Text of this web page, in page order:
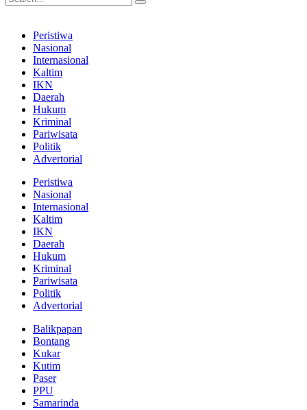
Peristiwa
Nasional
Internasional
Kaltim
IKN
Daerah
Hukum
Kriminal
Pariwisata
Politik
Advertorial
Peristiwa
Nasional
Internasional
Kaltim
IKN
Daerah
Hukum
Kriminal
Pariwisata
Politik
Advertorial
Balikpapan
Bontang
Kukar
Kutim
Paser
PPU
Samarinda